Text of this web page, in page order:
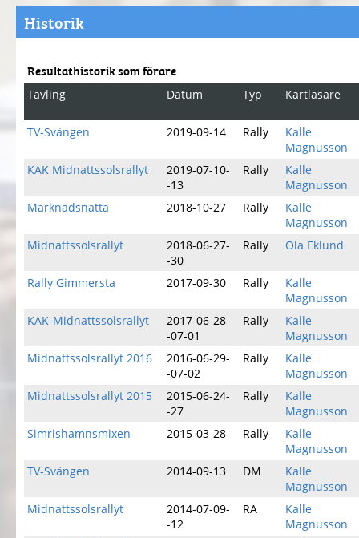
Historik
Resultathistorik som förare
Tävling Datum Typ Kartläsare
TV-Svängen 2019-09-14 Rally
Kalle
Magnusson
KAK Midnattssolsrallyt
2019-07-10-
-13
Rally
Kalle
Magnusson
Marknadsnatta
2018-10-27 Rally
Kalle
Magnusson
Midnattssolsrallyt
2018-06-27-
-30
Rally Ola Eklund
Rally Gimmersta 2017-09-30 Rally
Kalle
Magnusson
KAK-Midnattssolsrallyt
2017-06-28-
-07-01
Rally
Kalle
Magnusson
Midnattssolsrallyt 2016
2016-06-29-
-07-02
Rally
Kalle
Magnusson
Midnattssolsrallyt 2015
2015-06-24-
-27
Rally
Kalle
Magnusson
Simrishamnsmixen
2015-03-28 Rally
Kalle
Magnusson
TV-Svängen
2014-09-13 DM
Kalle
Magnusson
Midnattssolsrallyt
2014-07-09-
-12
RA
Kalle
Magnusson